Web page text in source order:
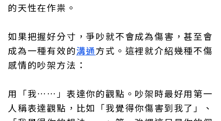
的天性在作祟。
如果把握好分寸，爭吵就不會成為傷害，甚至會
成為一種有效的溝通方式。這裡就介紹幾種不傷
感情的吵架方法：
用「我……」表達你的觀點。吵架時最好用第一
人稱表達觀點，比如「我覺得你傷害到我了」、